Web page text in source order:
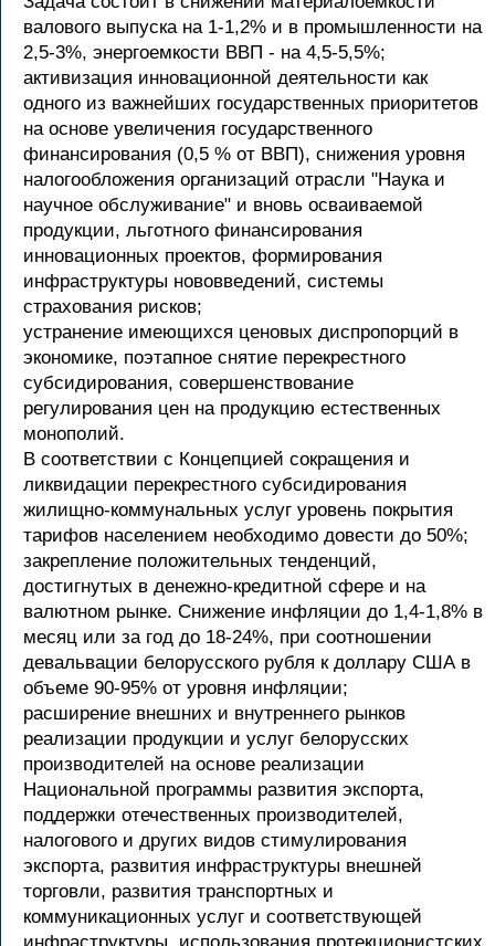
валового выпуска на 1-1,2% и в промышленности на
2,5-3%, энергоемкости ВВП - на 4,5-5,5%;
активизация инновационной деятельности как
одного из важнейших государственных приоритетов
на основе увеличения государственного
финансирования (0,5 % от ВВП), снижения уровня
налогообложения организаций отрасли "Наука и
научное обслуживание" и вновь осваиваемой
продукции, льготного финансирования
инновационных проектов, формирования
инфраструктуры нововведений, системы
страхования рисков;
устранение имеющихся ценовых диспропорций в
экономике, поэтапное снятие перекрестного
субсидирования, совершенствование
регулирования цен на продукцию естественных
монополий.
В соответствии с Концепцией сокращения и
ликвидации перекрестного субсидирования
жилищно-коммунальных услуг уровень покрытия
тарифов населением необходимо довести до 50%;
закрепление положительных тенденций,
достигнутых в денежно-кредитной сфере и на
валютном рынке. Снижение инфляции до 1,4-1,8% в
месяц или за год до 18-24%, при соотношении
девальвации белорусского рубля к доллару США в
объеме 90-95% от уровня инфляции;
расширение внешних и внутреннего рынков
реализации продукции и услуг белорусских
производителей на основе реализации
Национальной программы развития экспорта,
поддержки отечественных производителей,
налогового и других видов стимулирования
экспорта, развития инфраструктуры внешней
торговли, развития транспортных и
коммуникационных услуг и соответствующей